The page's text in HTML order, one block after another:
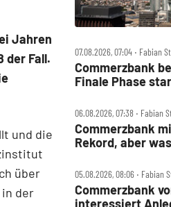
Jahren
der Fall.
und die
über
in der
07.08.2026, 07:04 ‧ Fabian
Commerzbank
Finale Phase
06.08.2026, 07:38 ‧ Fabian
Commerzbank
Rekord, aber
05.08.2026, 08:06 ‧ Fabian
Commerzbank
interessiert